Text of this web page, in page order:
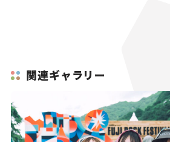
関連ギャラリー